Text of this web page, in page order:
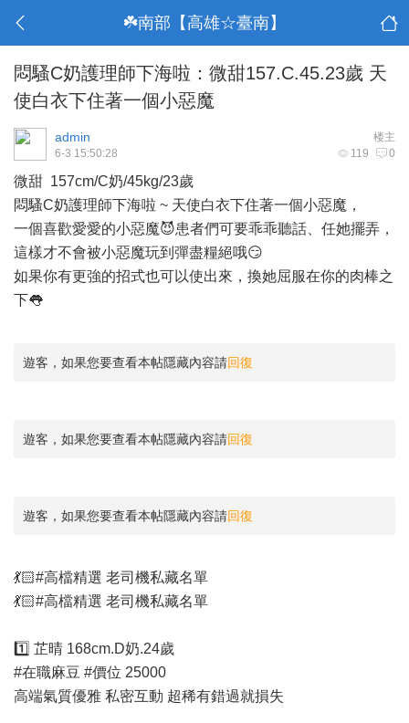
☘️南部【高雄☆臺南】
悶騷C奶護理師下海啦：微甜157.C.45.23歲 天
使白衣下住著一個小惡魔
楼主
admin
119 0
6-3 15:50:28
微甜 157cm/C奶/45kg/23歲
悶騷C奶護理師下海啦 ~ 天使白衣下住著一個小惡魔，
一個喜歡愛愛的小惡魔😈患者們可要乖乖聽話、任她擺弄，
這樣才不會被小惡魔玩到彈盡糧絕哦😏
如果你有更強的招式也可以使出來，換她屈服在你的肉棒之
下👅
遊客，如果您要查看本帖隱藏內容請回復
遊客，如果您要查看本帖隱藏內容請回復
遊客，如果您要查看本帖隱藏內容請回復
💃🏻#高檔精選 老司機私藏名單
💃🏻#高檔精選 老司機私藏名單
1️⃣ 芷晴 168cm.D奶.24歲
#在職麻豆 #價位 25000
高端氣質優雅 私密互動 超稀有錯過就損失